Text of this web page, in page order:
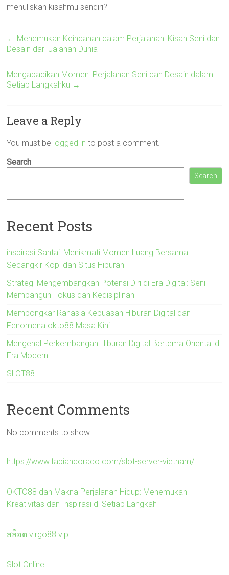
menuliskan kisahmu sendiri?
← Menemukan Keindahan dalam Perjalanan: Kisah Seni dan
Desain dari Jalanan Dunia
Mengabadikan Momen: Perjalanan Seni dan Desain dalam
Setiap Langkahku →
Leave a Reply
You must be logged in to post a comment.
Search
Search
Recent Posts
inspirasi Santai: Menikmati Momen Luang Bersama
Secangkir Kopi dan Situs Hiburan
Strategi Mengembangkan Potensi Diri di Era Digital: Seni
Membangun Fokus dan Kedisiplinan
Membongkar Rahasia Kepuasan Hiburan Digital dan
Fenomena okto88 Masa Kini
Mengenal Perkembangan Hiburan Digital Bertema Oriental di
Era Modern
SLOT88
Recent Comments
No comments to show.
https://www.fabiandorado.com/slot-server-vietnam/
OKTO88 dan Makna Perjalanan Hidup: Menemukan
Kreativitas dan Inspirasi di Setiap Langkah
สล็อต virgo88.vip
Slot Online